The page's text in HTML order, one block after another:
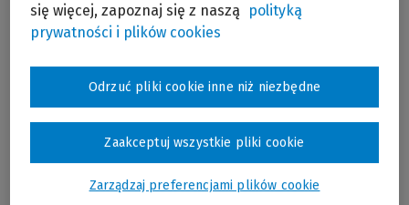
Temat
się więcej, zapoznaj się z naszą
polityką
prywatności i plików cookies
Zarządzaj preferencjami plików cookie
Odrzuć pliki cookie inne niż niezbędne
Zaakceptuj wszystkie pliki cookie